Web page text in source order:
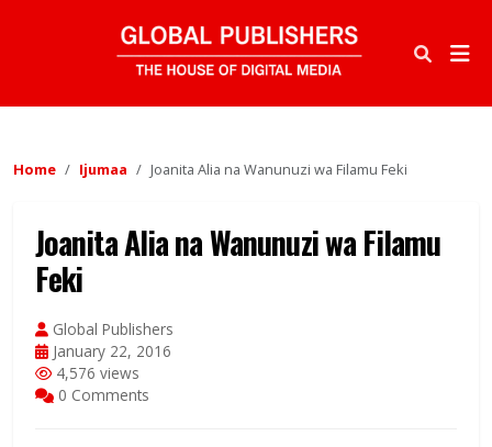
Home Ijumaa Joanita Alia na Wanunuzi wa Filamu Feki
Joanita Alia na Wanunuzi wa Filamu
Feki
Global Publishers
January 22, 2016
4,576 views
0 Comments